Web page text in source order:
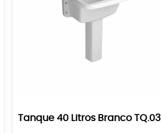
Tanque 40 Litros Branco TQ.03